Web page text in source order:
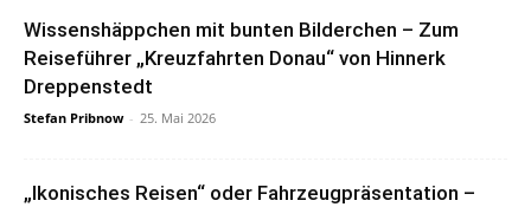
Wissenshäppchen mit bunten Bilderchen – Zum
Reiseführer „Kreuzfahrten Donau“ von Hinnerk
Dreppenstedt
Stefan Pribnow - 25. Mai 2026
„Ikonisches Reisen“ oder Fahrzeugpräsentation –